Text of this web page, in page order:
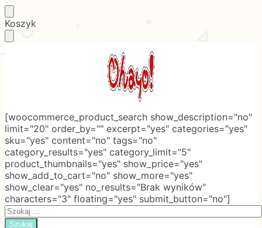
Skip
to
Skip
to
Koszyk
[woocommerce_product_search show_description="no"
limit="20" order_by="" excerpt="yes" categories="yes"
sku="yes" content="no" tags="no"
category_results="yes" category_limit="5"
product_thumbnails="yes" show_price="yes"
show_add_to_cart="no" show_more="yes"
show_clear="yes" no_results="Brak wyników"
characters="3" floating="yes" submit_button="no"]
Search
for: